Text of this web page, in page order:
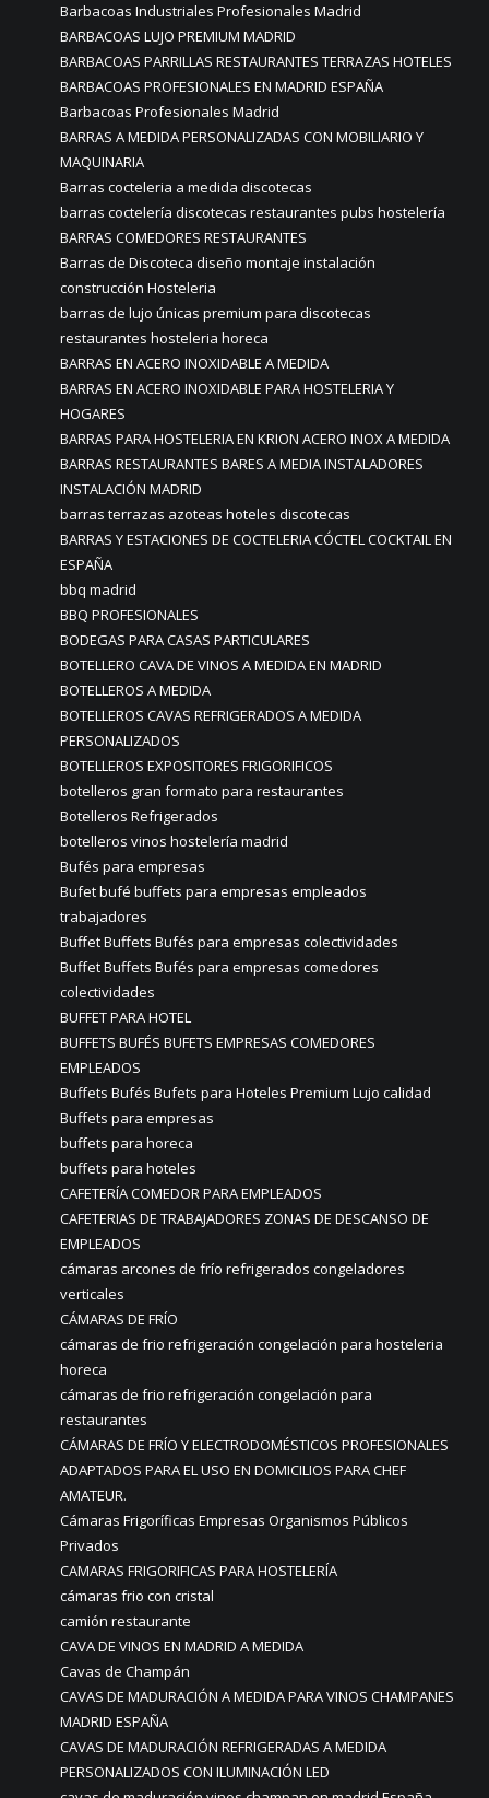
Barbacoas Industriales Profesionales Madrid
BARBACOAS LUJO PREMIUM MADRID
BARBACOAS PARRILLAS RESTAURANTES TERRAZAS HOTELES
BARBACOAS PROFESIONALES EN MADRID ESPAÑA
Barbacoas Profesionales Madrid
BARRAS A MEDIDA PERSONALIZADAS CON MOBILIARIO Y
MAQUINARIA
Barras cocteleria a medida discotecas
barras coctelería discotecas restaurantes pubs hostelería
BARRAS COMEDORES RESTAURANTES
Barras de Discoteca diseño montaje instalación
construcción Hosteleria
barras de lujo únicas premium para discotecas
restaurantes hosteleria horeca
BARRAS EN ACERO INOXIDABLE A MEDIDA
BARRAS EN ACERO INOXIDABLE PARA HOSTELERIA Y
HOGARES
BARRAS PARA HOSTELERIA EN KRION ACERO INOX A MEDIDA
BARRAS RESTAURANTES BARES A MEDIA INSTALADORES
INSTALACIÓN MADRID
barras terrazas azoteas hoteles discotecas
BARRAS Y ESTACIONES DE COCTELERIA CÓCTEL COCKTAIL EN
ESPAÑA
bbq madrid
BBQ PROFESIONALES
BODEGAS PARA CASAS PARTICULARES
BOTELLERO CAVA DE VINOS A MEDIDA EN MADRID
BOTELLEROS A MEDIDA
BOTELLEROS CAVAS REFRIGERADOS A MEDIDA
PERSONALIZADOS
BOTELLEROS EXPOSITORES FRIGORIFICOS
botelleros gran formato para restaurantes
Botelleros Refrigerados
botelleros vinos hostelería madrid
Bufés para empresas
Bufet bufé buffets para empresas empleados
trabajadores
Buffet Buffets Bufés para empresas colectividades
Buffet Buffets Bufés para empresas comedores
colectividades
BUFFET PARA HOTEL
BUFFETS BUFÉS BUFETS EMPRESAS COMEDORES
EMPLEADOS
Buffets Bufés Bufets para Hoteles Premium Lujo calidad
Buffets para empresas
buffets para horeca
buffets para hoteles
CAFETERÍA COMEDOR PARA EMPLEADOS
CAFETERIAS DE TRABAJADORES ZONAS DE DESCANSO DE
EMPLEADOS
cámaras arcones de frío refrigerados congeladores
verticales
CÁMARAS DE FRÍO
cámaras de frio refrigeración congelación para hosteleria
horeca
cámaras de frio refrigeración congelación para
restaurantes
CÁMARAS DE FRÍO Y ELECTRODOMÉSTICOS PROFESIONALES
ADAPTADOS PARA EL USO EN DOMICILIOS PARA CHEF
AMATEUR.
Cámaras Frigoríficas Empresas Organismos Públicos
Privados
CAMARAS FRIGORIFICAS PARA HOSTELERÍA
cámaras frio con cristal
camión restaurante
CAVA DE VINOS EN MADRID A MEDIDA
Cavas de Champán
CAVAS DE MADURACIÓN A MEDIDA PARA VINOS CHAMPANES
MADRID ESPAÑA
CAVAS DE MADURACIÓN REFRIGERADAS A MEDIDA
PERSONALIZADOS CON ILUMINACIÓN LED